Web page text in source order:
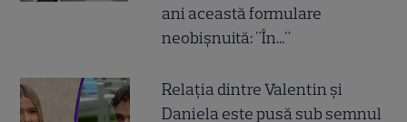
ani această formulare
neobișnuită: "În..."
Relația dintre Valentin și
Daniela este pusă sub semnul